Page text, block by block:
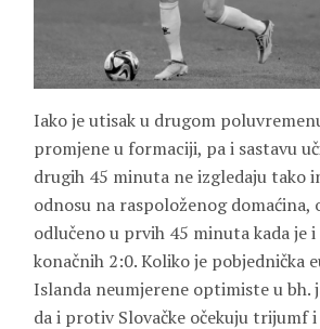
Iako je utisak u drugom
promjene u formaciji, pa i sastavu
drugih 45 minuta ne izgledaju tako
odnosu na raspoloženog domaćina,
odlučeno u prvih 45 minuta kada je
konačnih 2:0. Koliko je pobjednička
Islanda neumjerene optimiste u bh.
da i protiv Slovačke očekuju trijumf